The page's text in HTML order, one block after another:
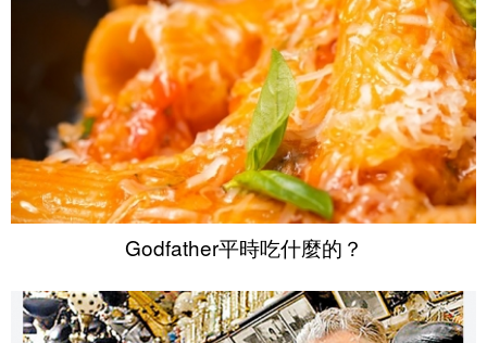
Godfather平時吃什麼的？